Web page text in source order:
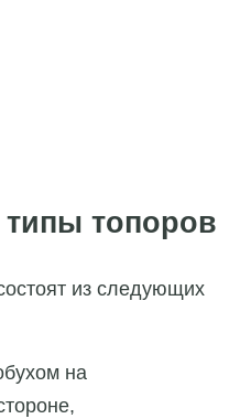
типы топоров
из следующих
на